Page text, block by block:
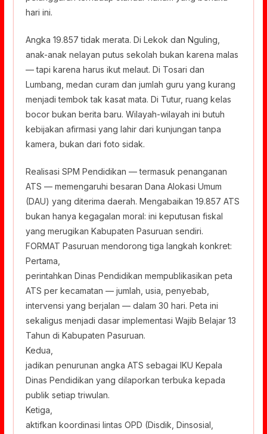
hari ini.
Angka 19.857 tidak merata. Di Lekok dan Nguling,
anak-anak nelayan putus sekolah bukan karena malas
— tapi karena harus ikut melaut. Di Tosari dan
Lumbang, medan curam dan jumlah guru yang kurang
menjadi tembok tak kasat mata. Di Tutur, ruang kelas
bocor bukan berita baru. Wilayah-wilayah ini butuh
kebijakan afirmasi yang lahir dari kunjungan tanpa
kamera, bukan dari foto sidak.
Realisasi SPM Pendidikan — termasuk penanganan
ATS — memengaruhi besaran Dana Alokasi Umum
(DAU) yang diterima daerah. Mengabaikan 19.857 ATS
bukan hanya kegagalan moral: ini keputusan fiskal
yang merugikan Kabupaten Pasuruan sendiri.
FORMAT Pasuruan mendorong tiga langkah konkret:
Pertama,
perintahkan Dinas Pendidikan mempublikasikan peta
ATS per kecamatan — jumlah, usia, penyebab,
intervensi yang berjalan — dalam 30 hari. Peta ini
sekaligus menjadi dasar implementasi Wajib Belajar 13
Tahun di Kabupaten Pasuruan.
Kedua,
jadikan penurunan angka ATS sebagai IKU Kepala
Dinas Pendidikan yang dilaporkan terbuka kepada
publik setiap triwulan.
Ketiga,
aktifkan koordinasi lintas OPD (Disdik, Dinsosial,